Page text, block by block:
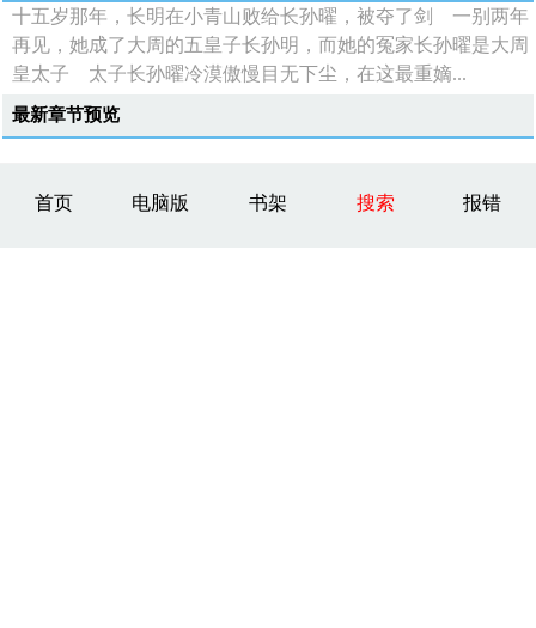
十五岁那年，长明在小青山败给长孙曜，被夺了剑 一别两年
再见，她成了大周的五皇子长孙明，而她的冤家长孙曜是大周
皇太子 太子长孙曜冷漠傲慢目无下尘，在这最重嫡...
最新章节预览
首页 电脑版 书架 搜索 报错